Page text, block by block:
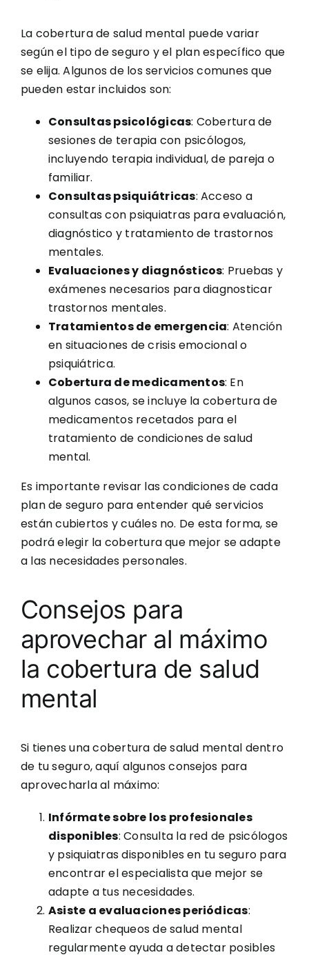
La cobertura de salud mental puede variar
según el tipo de seguro y el plan específico que
se elija. Algunos de los servicios comunes que
pueden estar incluidos son:
Consultas psicológicas: Cobertura de
sesiones de terapia con psicólogos,
incluyendo terapia individual, de pareja o
familiar.
Consultas psiquiátricas: Acceso a
consultas con psiquiatras para evaluación,
diagnóstico y tratamiento de trastornos
mentales.
Evaluaciones y diagnósticos: Pruebas y
exámenes necesarios para diagnosticar
trastornos mentales.
Tratamientos de emergencia: Atención
en situaciones de crisis emocional o
psiquiátrica.
Cobertura de medicamentos: En
algunos casos, se incluye la cobertura de
medicamentos recetados para el
tratamiento de condiciones de salud
mental.
Es importante revisar las condiciones de cada
plan de seguro para entender qué servicios
están cubiertos y cuáles no. De esta forma, se
podrá elegir la cobertura que mejor se adapte
a las necesidades personales.
Consejos para
aprovechar al máximo
la cobertura de salud
mental
Si tienes una cobertura de salud mental dentro
de tu seguro, aquí algunos consejos para
aprovecharla al máximo:
Infórmate sobre los profesionales
disponibles: Consulta la red de psicólogos
y psiquiatras disponibles en tu seguro para
encontrar el especialista que mejor se
adapte a tus necesidades.
Asiste a evaluaciones periódicas:
Realizar chequeos de salud mental
regularmente ayuda a detectar posibles